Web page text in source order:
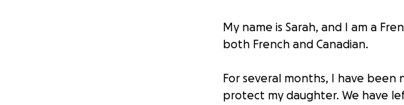
My name is Sarah, and I am a
both French and Canadian.
For several months, I have
protect my daughter. We have